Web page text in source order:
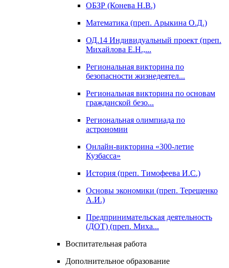
ОБЗР (Конева Н.В.)
Математика (преп. Арыкина О.Д.)
ОД.14 Индивидуальный проект (преп.
Михайлова Е.Н.,...
Региональная викторина по
безопасности жизнедеятел...
Региональная викторина по основам
гражданской безо...
Региональная олимпиада по
астрономии
Онлайн-викторина «300-летие
Кузбасса»
История (преп. Тимофеева И.С.)
Основы экономики (преп. Терещенко
А.И.)
Предпринимательская деятельность
(ДОТ) (преп. Миха...
Воспитательная работа
Дополнительное образование